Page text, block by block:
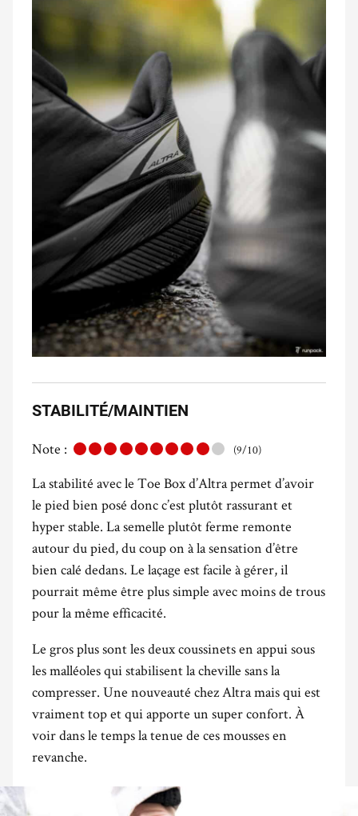
STABILITÉ/MAINTIEN
Note : (9/10)
La stabilité avec le Toe Box d’Altra permet d’avoir
le pied bien posé donc c’est plutôt rassurant et
hyper stable. La semelle plutôt ferme remonte
autour du pied, du coup on à la sensation d’être
bien calé dedans. Le laçage est facile à gérer, il
pourrait même être plus simple avec moins de trous
pour la même efficacité.
Le gros plus sont les deux coussinets en appui sous
les malléoles qui stabilisent la cheville sans la
compresser. Une nouveauté chez Altra mais qui est
vraiment top et qui apporte un super confort. À
voir dans le temps la tenue de ces mousses en
revanche.